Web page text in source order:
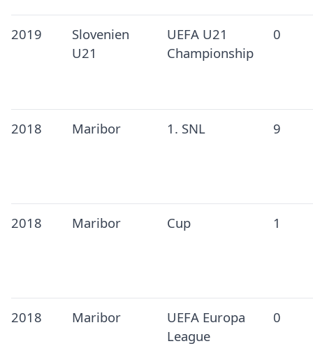
2019
Slovenien
U21
UEFA U21
Championship
0
2018 Maribor 1. SNL 9
2018 Maribor Cup 1
2018 Maribor
UEFA Europa
League
0